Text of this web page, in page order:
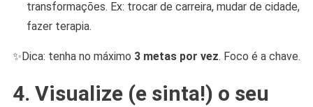
transformações. Ex: trocar de carreira, mudar de cidade,
fazer terapia.
✨Dica: tenha no máximo 3 metas por vez. Foco é a chave.
4. Visualize (e sinta!) o seu